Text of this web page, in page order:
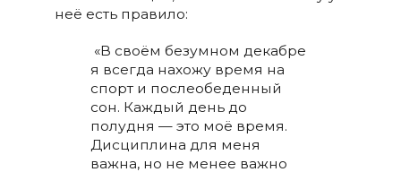
неё есть правило:
«В своём безумном декабре
я всегда нахожу время на
спорт и послеобеденный
сон. Каждый день до
полудня — это моё время.
Дисциплина для меня
важна, но не менее важно